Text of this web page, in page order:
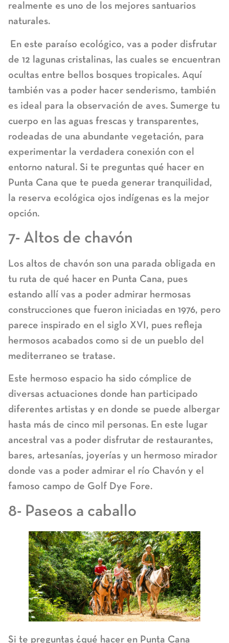
realmente es uno de los mejores santuarios
naturales.
En este paraíso ecológico, vas a poder disfrutar
de 12 lagunas cristalinas, las cuales se encuentran
ocultas entre bellos bosques tropicales. Aquí
también vas a poder hacer senderismo, también
es ideal para la observación de aves. Sumerge tu
cuerpo en las aguas frescas y transparentes,
rodeadas de una abundante vegetación, para
experimentar la verdadera conexión con el
entorno natural. Si te preguntas qué hacer en
Punta Cana que te pueda generar tranquilidad,
la reserva ecológica ojos indígenas es la mejor
opción.
7- Altos de chavón
Los altos de chavón son una parada obligada en
tu ruta de qué hacer en Punta Cana, pues
estando allí vas a poder admirar hermosas
construcciones que fueron iniciadas en 1976, pero
parece inspirado en el siglo XVI, pues refleja
hermosos acabados como si de un pueblo del
mediterraneo se tratase.
Este hermoso espacio ha sido cómplice de
diversas actuaciones donde han participado
diferentes artistas y en donde se puede albergar
hasta más de cinco mil personas. En este lugar
ancestral vas a poder disfrutar de restaurantes,
bares, artesanías, joyerías y un hermoso mirador
donde vas a poder admirar el río Chavón y el
famoso campo de Golf Dye Fore.
8- Paseos a caballo
Si te preguntas ¿qué hacer en Punta Cana